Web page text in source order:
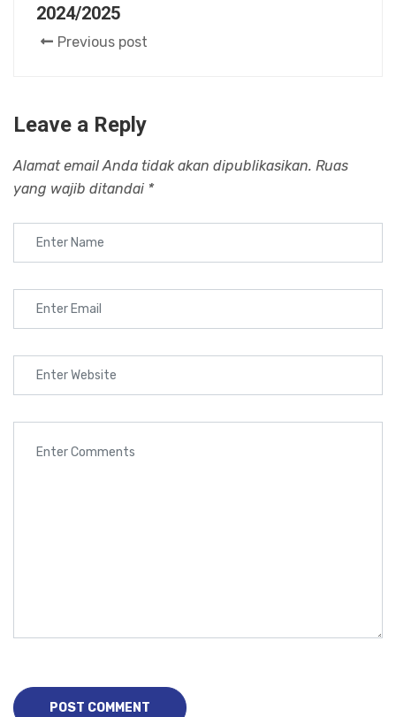
2024/2025
Previous post
Leave a Reply
Alamat email Anda tidak akan dipublikasikan. Ruas
yang wajib ditandai *